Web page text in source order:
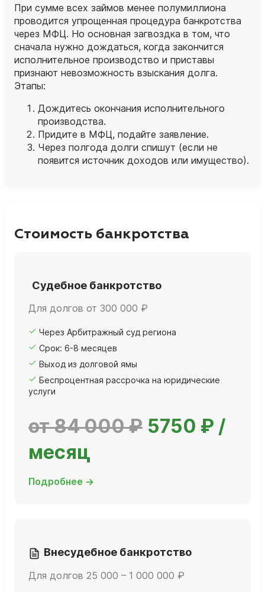
При сумме всех займов менее полумиллиона
проводится упрощенная процедура банкротства
через МФЦ. Но основная загвоздка в том, что
сначала нужно дождаться, когда закончится
исполнительное производство и приставы
признают невозможность взыскания долга.
Этапы:
Дождитесь окончания исполнительного
производства.
Придите в МФЦ, подайте заявление.
Через полгода долги спишут (если не
появится источник доходов или имущество).
Стоимость банкротства
Судебное банкротство
Для долгов от 300 000 ₽
Через Арбитражный суд региона
Срок: 6-8 месяцев
Выход из долговой ямы
Беспроцентная рассрочка на юридические
услуги
от 84 000 ₽ 5750 ₽ /
месяц
Подробнее →
Внесудебное банкротство
Для долгов 25 000 – 1 000 000 ₽